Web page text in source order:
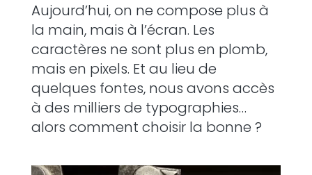
Aujourd’hui, on ne compose plus à
la main, mais à l’écran. Les
caractères ne sont plus en plomb,
mais en pixels. Et au lieu de
quelques fontes, nous avons accès
à des milliers de typographies…
alors comment choisir la bonne ?